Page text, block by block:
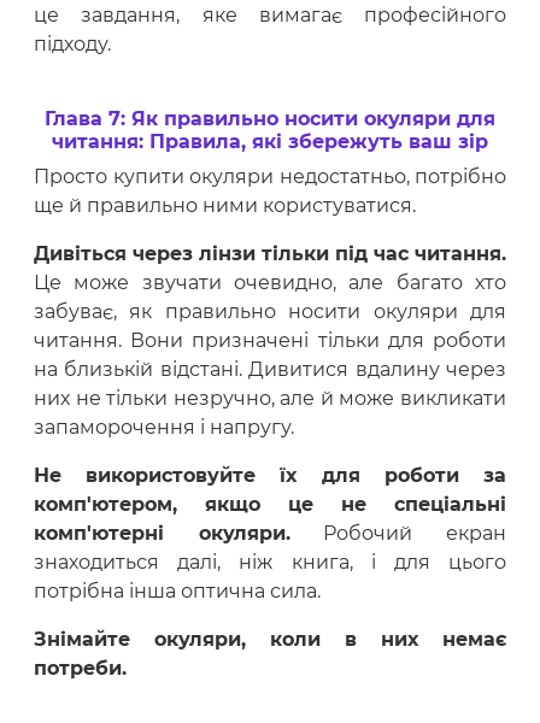
це завдання, яке вимагає професійного
підходу.
Глава 7: Як правильно носити окуляри для
читання: Правила, які збережуть ваш зір
Просто купити окуляри недостатньо, потрібно
ще й правильно ними користуватися.
Дивіться через лінзи тільки під час читання.
Це може звучати очевидно, але багато хто
забуває, як правильно носити окуляри для
читання. Вони призначені тільки для роботи
на близькій відстані. Дивитися вдалину через
них не тільки незручно, але й може викликати
запаморочення і напругу.
Не використовуйте їх для роботи за
комп'ютером, якщо це не спеціальні
комп'ютерні окуляри.Робочий екран
знаходиться далі, ніж книга, і для цього
потрібна інша оптична сила.
Знімайте окуляри, коли в них немає
потреби.